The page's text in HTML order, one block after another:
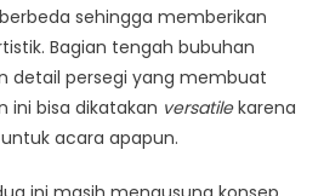
sehingga memberikan
Bagian tengah bubuhan
detail persegi yang membuat
ini bisa dikatakan versatilekarena
acara apapun.